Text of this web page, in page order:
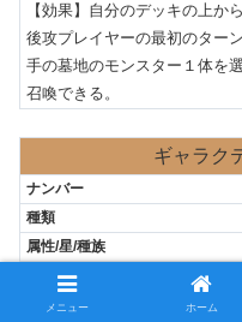
【効果】自分のデッキの上か
後攻プレイヤーの最初のター
手の墓地のモンスター１体を
召喚できる。
ギャラク
メニュー ホーム